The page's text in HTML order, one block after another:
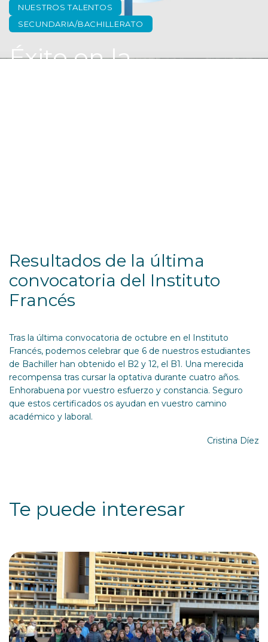
NUESTROS TALENTOS
SECUNDARIA/BACHILLERATO
Éxito en la
Resultados de la última
convocatoria del Instituto
Francés
Tras la última convocatoria de octubre en el Instituto
Francés, podemos celebrar que 6 de nuestros estudiantes
de Bachiller han obtenido el B2 y 12, el B1. Una merecida
recompensa tras cursar la optativa durante cuatro años.
Enhorabuena por vuestro esfuerzo y constancia. Seguro
que estos certificados os ayudan en vuestro camino
académico y laboral.
Cristina Díez
Te puede interesar